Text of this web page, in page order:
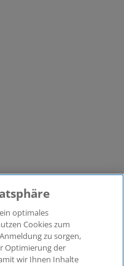
mbH,
einer
optimales
Cookies zum
zu sorgen,
Optimierung der
wir Ihnen Inhalte